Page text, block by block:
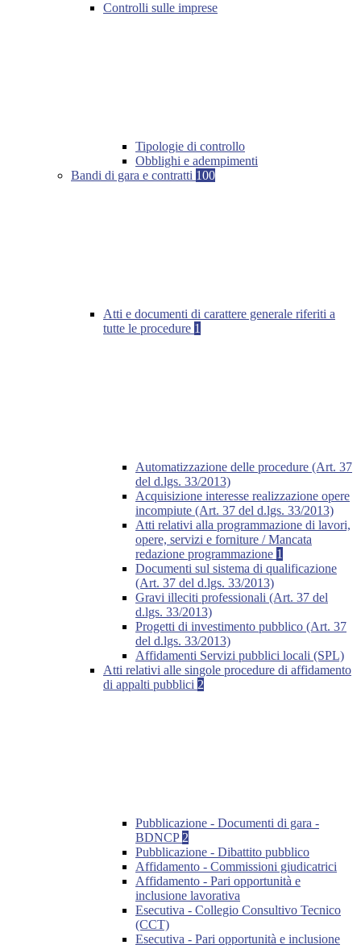
Controlli sulle imprese
Tipologie di controllo
Obblighi e adempimenti
Bandi di gara e contratti 100
Atti e documenti di carattere generale riferiti a
tutte le procedure 1
Automatizzazione delle procedure (Art. 37
del d.lgs. 33/2013)
Acquisizione interesse realizzazione opere
incompiute (Art. 37 del d.lgs. 33/2013)
Atti relativi alla programmazione di lavori,
opere, servizi e forniture / Mancata
redazione programmazione 1
Documenti sul sistema di qualificazione
(Art. 37 del d.lgs. 33/2013)
Gravi illeciti professionali (Art. 37 del
d.lgs. 33/2013)
Progetti di investimento pubblico (Art. 37
del d.lgs. 33/2013)
Affidamenti Servizi pubblici locali (SPL)
Atti relativi alle singole procedure di affidamento
di appalti pubblici 2
Pubblicazione - Documenti di gara -
BDNCP 2
Pubblicazione - Dibattito pubblico
Affidamento - Commissioni giudicatrici
Affidamento - Pari opportunità e
inclusione lavorativa
Esecutiva - Collegio Consultivo Tecnico
(CCT)
Esecutiva - Pari opportunità e inclusione